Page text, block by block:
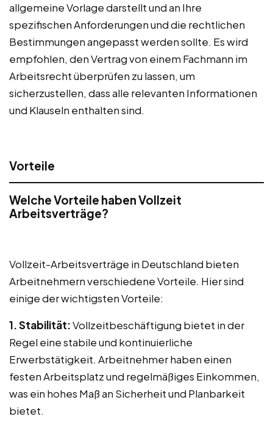
allgemeine Vorlage darstellt und an Ihre
spezifischen Anforderungen und die rechtlichen
Bestimmungen angepasst werden sollte. Es wird
empfohlen, den Vertrag von einem Fachmann im
Arbeitsrecht überprüfen zu lassen, um
sicherzustellen, dass alle relevanten Informationen
und Klauseln enthalten sind.
Vorteile
Welche Vorteile haben Vollzeit
Arbeitsverträge?
Vollzeit-Arbeitsverträge in Deutschland bieten
Arbeitnehmern verschiedene Vorteile. Hier sind
einige der wichtigsten Vorteile:
1. Stabilität:Vollzeitbeschäftigung bietet in der
Regel eine stabile und kontinuierliche
Erwerbstätigkeit. Arbeitnehmer haben einen
festen Arbeitsplatz und regelmäßiges Einkommen,
was ein hohes Maß an Sicherheit und Planbarkeit
bietet.